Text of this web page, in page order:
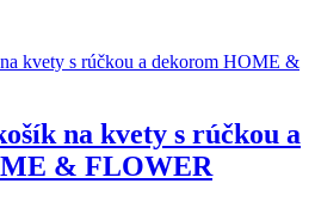
na kvety s rúčkou a
& FLOWER